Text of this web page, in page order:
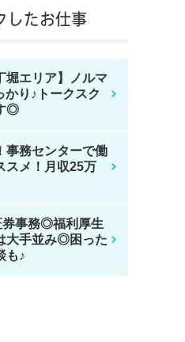
したお仕事
堀エリア】ノルマ
かり♪トークスク
◎
事務センターで働
スメ！月収25万
券事務◎福利厚生
大手並み◎困った
も♪